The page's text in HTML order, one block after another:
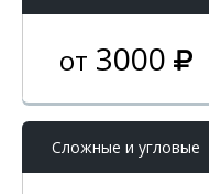
от 3000
Cложные и угловые